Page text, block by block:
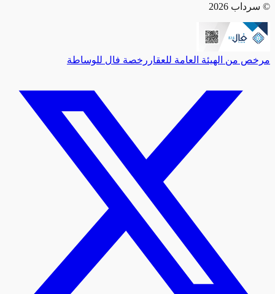
2026
الهيئة العامة للعقار رخصة فال للوساطة